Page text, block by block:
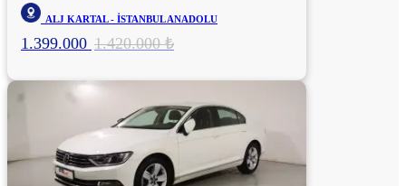
ALJ KARTAL - İSTANBUL ANADOLU
1.399.000 1.420.000 ₺